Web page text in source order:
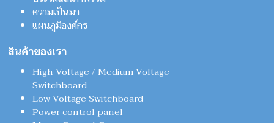
ความเป็นมา
แผนภูมิองค์กร
สินค้าของเรา
High Voltage / Medium Voltage
Switchboard
Low Voltage Switchboard
Power control panel